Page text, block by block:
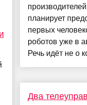
планирует
первых
роботов уже в
Речь идёт не о
Два